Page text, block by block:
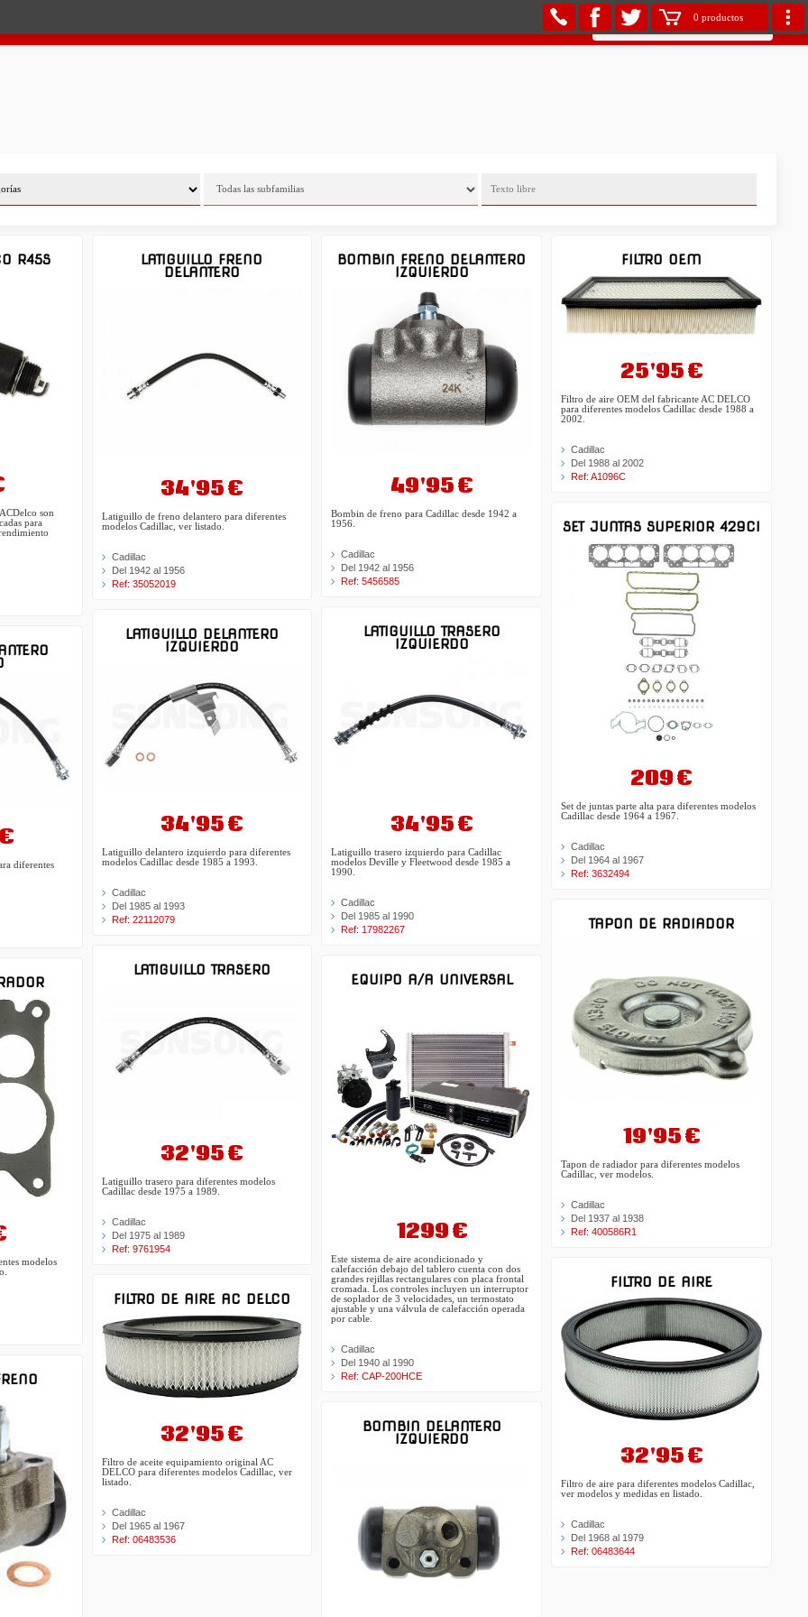
0 productos
R45S
son
para
diferentes
modelos
LATIGUILLO FRENO
DELANTERO
34'95 €
Latiguillo de freno delantero para diferentes
modelos Cadillac, ver listado.
Cadillac
Del 1942 al 1956
Ref: 35052019
LATIGUILLO DELANTERO
IZQUIERDO
34'95 €
Latiguillo delantero izquierdo para diferentes
modelos Cadillac desde 1985 a 1993.
Cadillac
Del 1985 al 1993
Ref: 22112079
LATIGUILLO TRASERO
32'95 €
Latiguillo trasero para diferentes modelos
Cadillac desde 1975 a 1989.
Cadillac
Del 1975 al 1989
Ref: 9761954
FILTRO DE AIRE AC DELCO
32'95 €
Filtro de aceite equipamiento original AC
DELCO para diferentes modelos Cadillac, ver
listado.
Cadillac
Del 1965 al 1967
Ref: 06483536
BOMBIN FRENO DELANTERO
IZQUIERDO
49'95 €
Bombin de freno para Cadillac desde 1942 a
1956.
Cadillac
Del 1942 al 1956
Ref: 5456585
LATIGUILLO TRASERO
IZQUIERDO
34'95 €
Latiguillo trasero izquierdo para Cadillac
modelos Deville y Fleetwood desde 1985 a
1990.
Cadillac
Del 1985 al 1990
Ref: 17982267
EQUIPO A/A UNIVERSAL
1299 €
Este sistema de aire acondicionado y
calefacción debajo del tablero cuenta con dos
grandes rejillas rectangulares con placa frontal
cromada. Los controles incluyen un interruptor
de soplador de 3 velocidades, un termostato
ajustable y una válvula de calefacción operada
por cable.
Cadillac
Del 1940 al 1990
Ref: CAP-200HCE
BOMBIN DELANTERO
IZQUIERDO
FILTRO OEM
25'95 €
Filtro de aire OEM del fabricante AC DELCO
para diferentes modelos Cadillac desde 1988 a
2002.
Cadillac
Del 1988 al 2002
Ref: A1096C
SET JUNTAS SUPERIOR 429CI
209 €
Set de juntas parte alta para diferentes modelos
Cadillac desde 1964 a 1967.
Cadillac
Del 1964 al 1967
Ref: 3632494
TAPON DE RADIADOR
19'95 €
Tapon de radiador para diferentes modelos
Cadillac, ver modelos.
Cadillac
Del 1937 al 1938
Ref: 400586R1
FILTRO DE AIRE
32'95 €
Filtro de aire para diferentes modelos Cadillac,
ver modelos y medidas en listado.
Cadillac
Del 1968 al 1979
Ref: 06483644